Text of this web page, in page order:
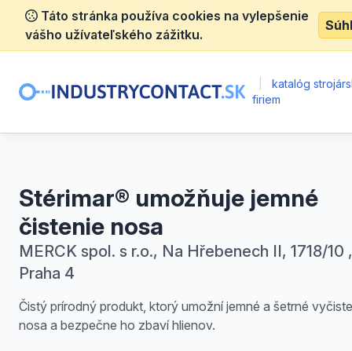
Táto stránka používa cookies na vylepšenie
vášho užívateľského zážitku.
katalóg
firiem
Stérimar® umožňuje jemné
čistenie nosa
MERCK spol. s r.o., Na Hřebenech II, 1718/10 ,
Praha 4
Čistý prírodný produkt, ktorý umožní jemné a šetrné
nosa a bezpečne ho zbaví hlienov.